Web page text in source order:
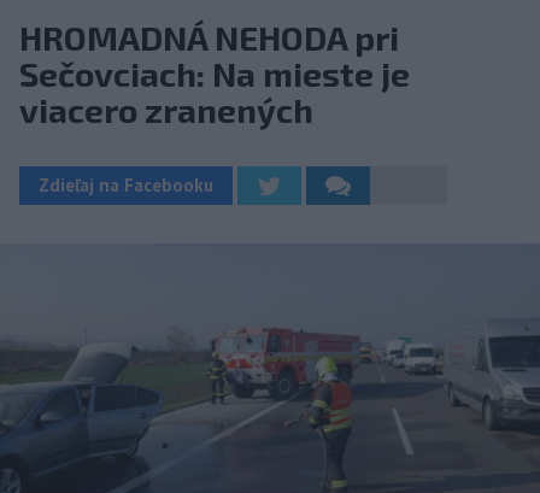
HROMADNÁ NEHODA pri
Sečovciach: Na mieste je
viacero zranených
Zdieľaj na Facebooku